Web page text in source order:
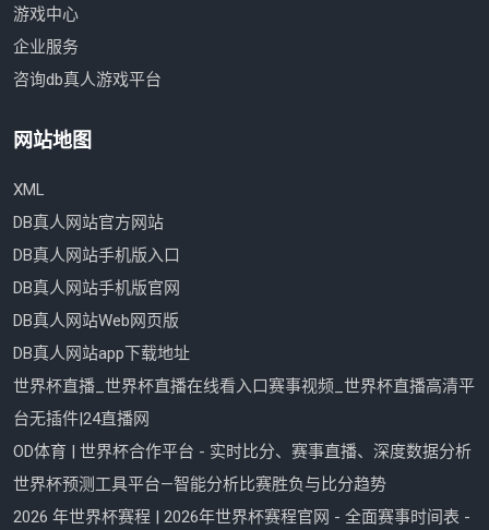
游戏中心
企业服务
咨询db真人游戏平台
网站地图
XML
DB真人网站官方网站
DB真人网站手机版入口
DB真人网站手机版官网
DB真人网站Web网页版
DB真人网站app下载地址
世界杯直播_世界杯直播在线看入口赛事视频_世界杯直播高清平
台无插件|24直播网
OD体育 | 世界杯合作平台 - 实时比分、赛事直播、深度数据分析
世界杯预测工具平台—智能分析比赛胜负与比分趋势
2026 年世界杯赛程 | 2026年世界杯赛程官网 - 全面赛事时间表 -